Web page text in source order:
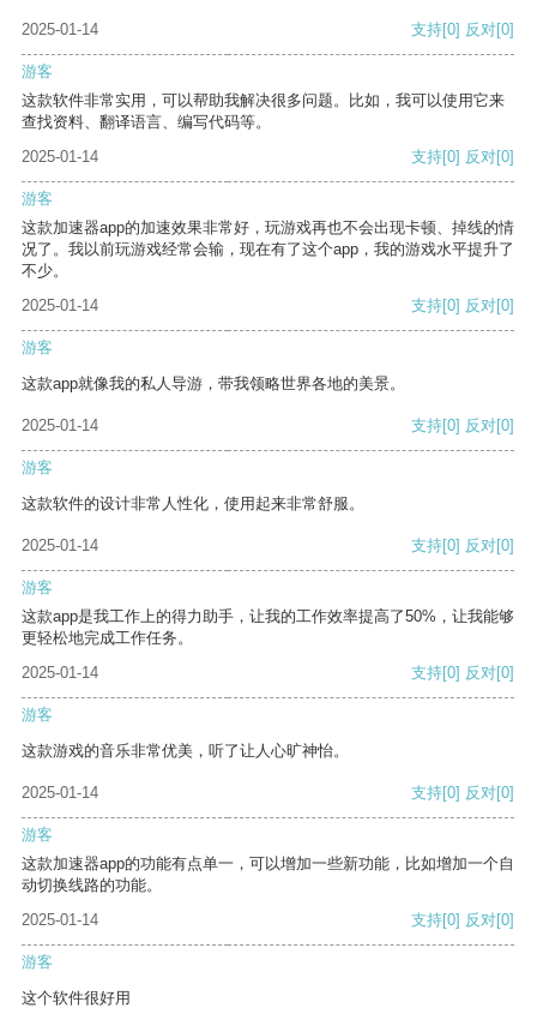
2025-01-14 支持[0] 反对[0]
游客
这款软件非常实用，可以帮助我解决很多问题。比如，我可以使用它来
查找资料、翻译语言、编写代码等。
2025-01-14
支持[0] 反对[0]
游客
这款加速器app的加速效果非常好，玩游戏再也不会出现卡顿、掉线的情
况了。我以前玩游戏经常会输，现在有了这个app，我的游戏水平提升了
不少。
2025-01-14
支持[0] 反对[0]
游客
这款app就像我的私人导游，带我领略世界各地的美景。
2025-01-14 支持[0] 反对[0]
游客
这款软件的设计非常人性化，使用起来非常舒服。
2025-01-14 支持[0] 反对[0]
游客
这款app是我工作上的得力助手，让我的工作效率提高了50%，让我能够
更轻松地完成工作任务。
2025-01-14
支持[0] 反对[0]
游客
这款游戏的音乐非常优美，听了让人心旷神怡。
2025-01-14 支持[0] 反对[0]
游客
这款加速器app的功能有点单一，可以增加一些新功能，比如增加一个自
动切换线路的功能。
2025-01-14
支持[0] 反对[0]
游客
这个软件很好用